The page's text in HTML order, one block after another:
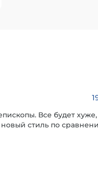
Все будет
новый стиль по